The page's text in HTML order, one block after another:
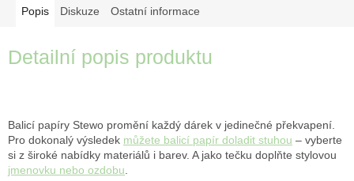
Popis Diskuze Ostatní informace
Detailní popis produktu
Balicí papíry Stewo promění každý dárek v jedinečné překvapení.
Pro dokonalý výsledek můžete balicí papír doladit stuhou – vyberte
si z široké nabídky materiálů i barev. A jako tečku doplňte stylovou
jmenovku nebo ozdobu.